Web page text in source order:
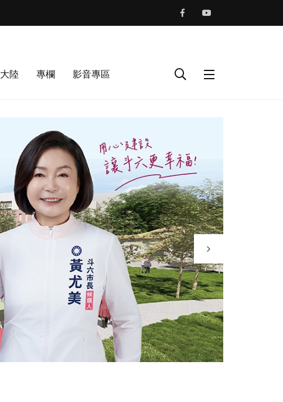
大陸 專欄 影音專區